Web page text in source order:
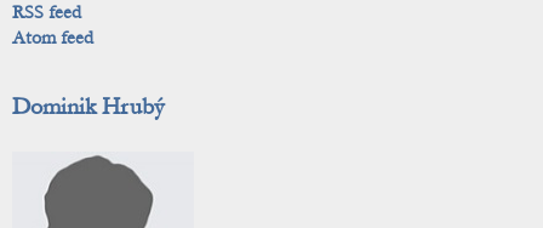
RSS feed
Atom feed
Dominik Hrubý